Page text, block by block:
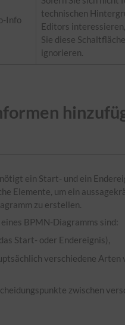
Info
technischen
Editors
Sie diese Schaltfläche
ignorieren.
ein Start- und ein
Elemente, um ein
zu erstellen.
BPMN-Diagramms sind:
Start- oder Endereignis),
verschiedene Arten
zwischen